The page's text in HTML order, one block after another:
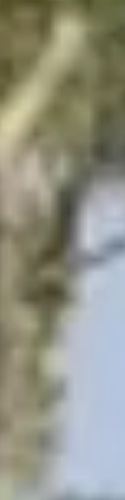
Alsace
Bordeaux